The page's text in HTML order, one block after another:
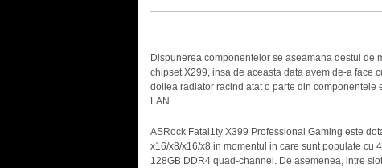
Dispunerea componentelor se aseamana destul de
chipset X299, insa de aceasta data avem de-a face
doilea radiator racind atat o parte din componentele
LAN.
ASRock Fatal1ty X399 Professional Gaming este
x16/x8/x16/x8 in momentul in care sunt populate cu
128GB DDR4 quad-channel. De asemenea, intre